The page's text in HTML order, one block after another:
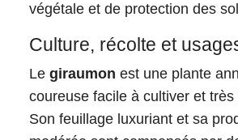
végétale et de protection des
Culture, récolte et
Le giraumon est une plante
coureuse facile à cultiver et très
Son feuillage luxuriant et sa